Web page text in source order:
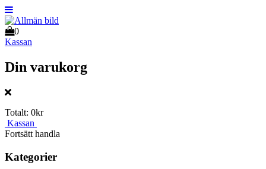
0
Kassan
Din varukorg
Totalt: 0kr
Kassan
Fortsätt handla
Kategorier